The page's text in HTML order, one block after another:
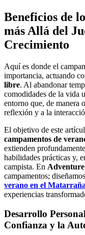
Beneficios de
más Allá del
Crecimiento
Aquí es donde el
importancia, actuando
libre. Al abandonar
comodidades de la vida
entorno que, de manera
reflexión y a la
El objetivo de este
campamentos de
extienden
habilidades prácticas y,
campista. En Adventure
campamentos;
verano en el Matarraña
experiencias
Desarrollo
Confianza y la